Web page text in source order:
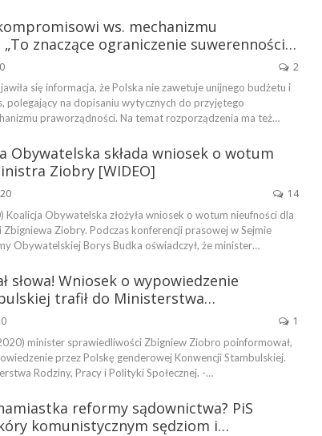
ws. mechanizmu
znaczące ograniczenie suwerenności…
2
się informacja, że Polska nie zawetuje unijnego budżetu i
polegający na dopisaniu wytycznych do przyjętego
praworządności. Na temat rozporządzenia ma też…
Obywatelska składa wniosek o wotum
Ziobry [WIDEO]
14
Obywatelska złożyła wniosek o wotum nieufności dla
Ziobry. Podczas konferencji prasowej w Sejmie
Obywatelskiej Borys Budka oświadczył, że minister…
słowa! Wniosek o wypowiedzenie
trafił do Ministerstwa…
1
minister sprawiedliwości Zbigniew Ziobro poinformował,
przez Polskę genderowej Konwencji Stambulskiej.
Rodziny, Pracy i Polityki Społecznej. -…
reformy sądownictwa? PiS
komunistycznym sędziom i…